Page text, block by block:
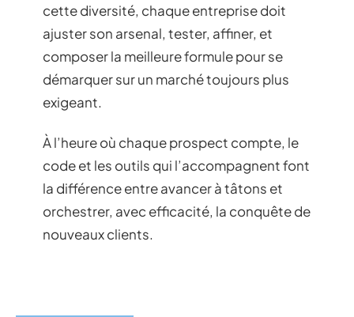
cette diversité, chaque entreprise doit
ajuster son arsenal, tester, affiner, et
composer la meilleure formule pour se
démarquer sur un marché toujours plus
exigeant.
À l’heure où chaque prospect compte, le
code et les outils qui l’accompagnent font
la différence entre avancer à tâtons et
orchestrer, avec efficacité, la conquête de
nouveaux clients.